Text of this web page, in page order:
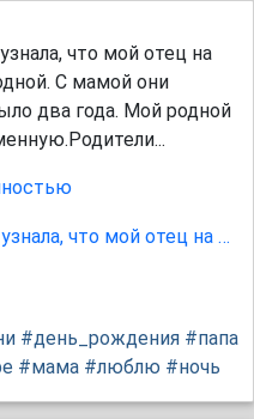
что мой отец на
С мамой они
два года. Мой родной
#день_рождения #папа
#мама #люблю #ночь